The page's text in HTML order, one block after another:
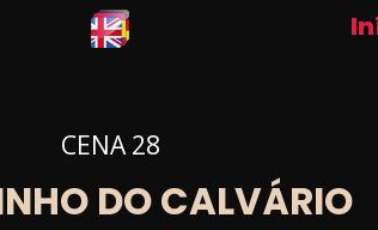
CENA 28
DO CALVÁRIO